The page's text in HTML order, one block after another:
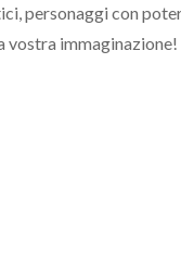
personaggi con
vostra immaginazione!